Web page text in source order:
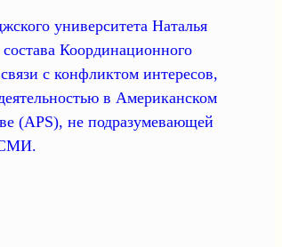
университета Наталья
Координационного
с конфликтом интересов,
в Американском
(APS), не подразумевающей
СМИ.